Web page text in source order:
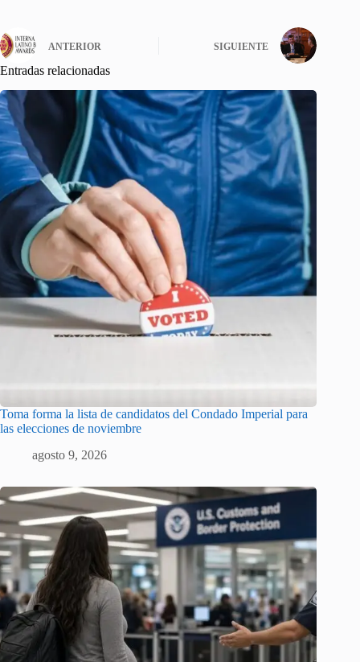
ANTERIOR SIGUIENTE
Entradas relacionadas
Toma forma la lista de candidatos del Condado Imperial para
las elecciones de noviembre
agosto 9, 2026